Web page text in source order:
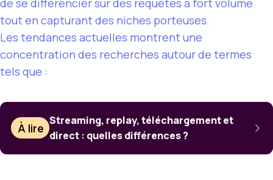
tout en capturant des niches porteuses.
Les tendances actuelles montrent une
concentration des recherches autour de termes
tels que :
À lire
Streaming, replay, téléchargement et
direct : quelles différences ?